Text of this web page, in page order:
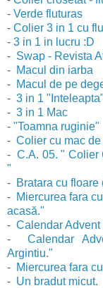
- Verde fluturas
- Colier 3 in 1 cu
- 3 in 1 in lucru :D
- Swap - Revista
- Macul din iarba
- Macul de pe
- 3 in 1
- 3 in 1 Mac
- "Toamna ruginie"
- Colier cu mac
- C.A. 05. " Colier
"
- Bratara cu floare
- Miercurea fara
acasă."
- Calendar
- Calendar
Argintiu."
- Miercurea fara
- Un bradut micut.